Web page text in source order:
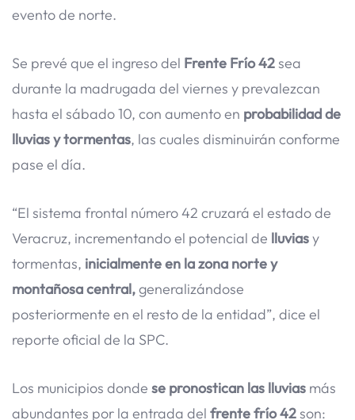
evento de norte.
Se prevé que el ingreso del Frente Frío 42sea
durante la madrugada del viernes y prevalezcan
hasta el sábado 10, con aumento en probabilidad de
lluvias y tormentas, las cuales disminuirán conforme
pase el día.
“El sistema frontal número 42 cruzará el estado de
Veracruz, incrementando el potencial de lluviasy
tormentas, inicialmente en la zona norte y
montañosa central,generalizándose
posteriormente en el resto de la entidad”, dice el
reporte oficial de la SPC.
Los municipios donde se pronostican las lluvias más
abundantes por la entrada del frente frío 42son: